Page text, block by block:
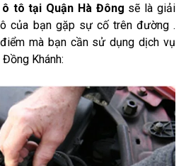
tô tại Quận Hà Đông sẽ là giải
của bạn gặp sự cố trên đường .
mà bạn cần sử dụng dịch vụ
Khánh: